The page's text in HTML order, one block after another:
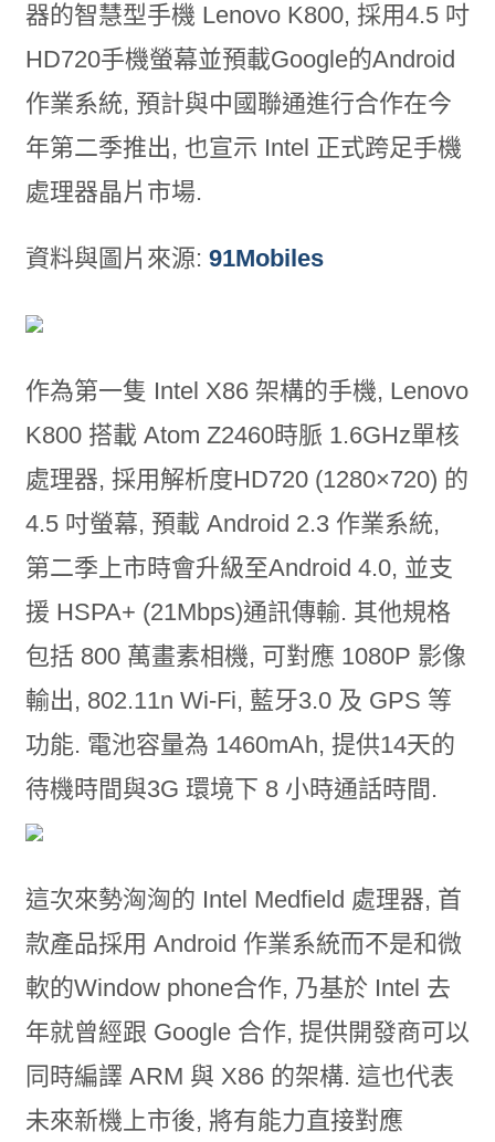
器的智慧型手機 Lenovo K800, 採用4.5 吋
HD720手機螢幕並預載Google的Android
作業系統, 預計與中國聯通進行合作在今
年第二季推出, 也宣示 Intel 正式跨足手機
處理器晶片市場.
資料與圖片來源: 91Mobiles
作為第一隻 Intel X86 架構的手機, Lenovo
K800 搭載 Atom Z2460時脈 1.6GHz單核
處理器, 採用解析度HD720 (1280×720) 的
4.5 吋螢幕, 預載 Android 2.3 作業系統,
第二季上市時會升級至Android 4.0, 並支
援 HSPA+ (21Mbps)通訊傳輸. 其他規格
包括 800 萬畫素相機, 可對應 1080P 影像
輸出, 802.11n Wi-Fi, 藍牙3.0 及 GPS 等
功能. 電池容量為 1460mAh, 提供14天的
待機時間與3G 環境下 8 小時通話時間.
這次來勢洶洶的 Intel Medfield 處理器, 首
款產品採用 Android 作業系統而不是和微
軟的Window phone合作, 乃基於 Intel 去
年就曾經跟 Google 合作, 提供開發商可以
同時編譯 ARM 與 X86 的架構. 這也代表
未來新機上市後, 將有能力直接對應